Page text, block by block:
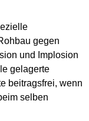
gegen
und Implosion
gelagerte
beitragsfrei, wenn
selben